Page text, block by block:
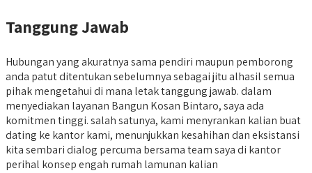
Tanggung Jawab
Hubungan yang akuratnya sama pendiri maupun pemborong
anda patut ditentukan sebelumnya sebagai jitu alhasil semua
pihak mengetahui di mana letak tanggung jawab. dalam
menyediakan layanan Bangun Kosan Bintaro, saya ada
komitmen tinggi. salah satunya, kami menyrankan kalian buat
dating ke kantor kami, menunjukkan kesahihan dan eksistansi
kita sembari dialog percuma bersama team saya di kantor
perihal konsep engah rumah lamunan kalian